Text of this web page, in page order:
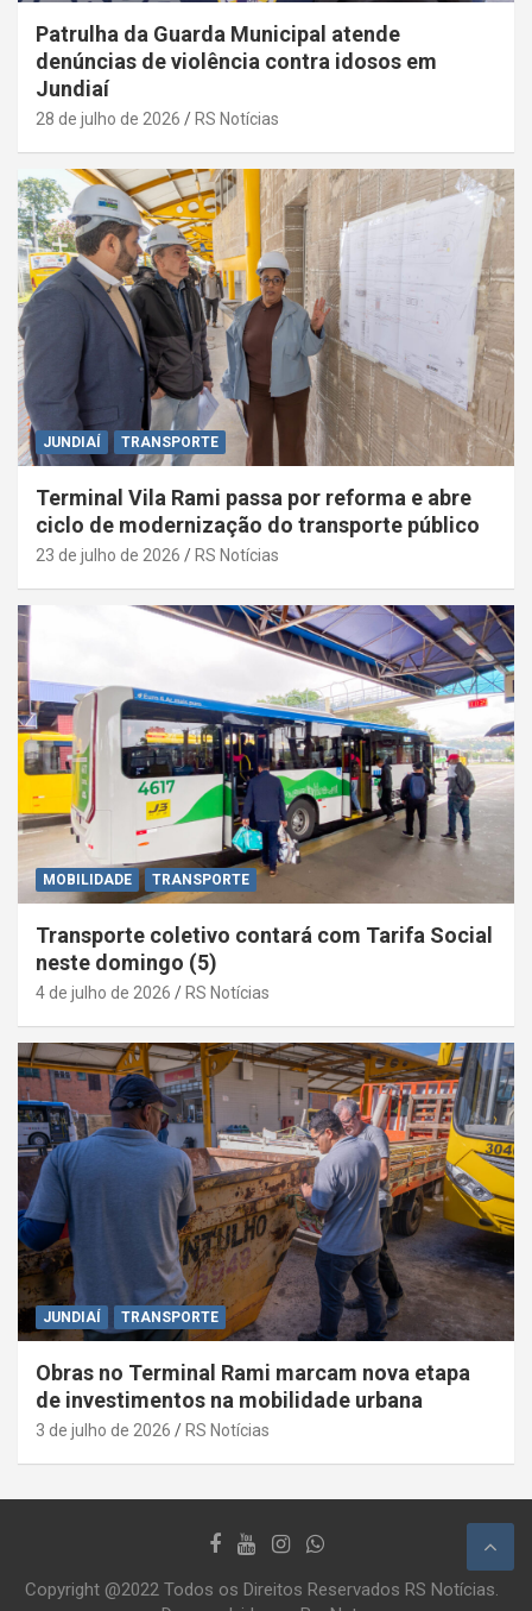
Patrulha da Guarda Municipal atende
denúncias de violência contra idosos em
Jundiaí
28 de julho de 2026 RS Notícias
JUNDIAÍ TRANSPORTE
Terminal Vila Rami passa por reforma e abre
ciclo de modernização do transporte público
23 de julho de 2026 RS Notícias
MOBILIDADE TRANSPORTE
Transporte coletivo contará com Tarifa Social
neste domingo (5)
4 de julho de 2026 RS Notícias
JUNDIAÍ TRANSPORTE
Obras no Terminal Rami marcam nova etapa
de investimentos na mobilidade urbana
3 de julho de 2026 RS Notícias
Copyright @2022 Todos os Direitos Reservados RS Notícias.